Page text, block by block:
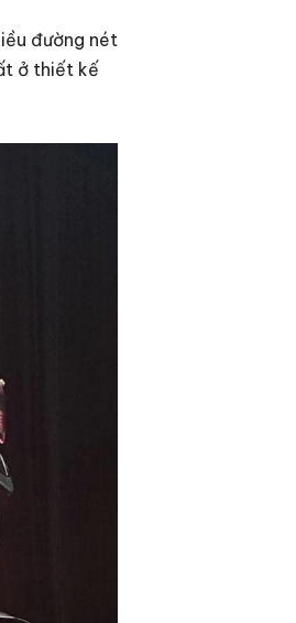
đường nét
ở thiết kế